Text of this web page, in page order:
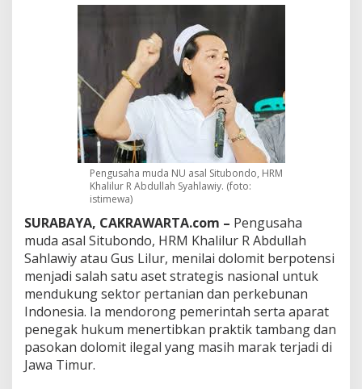
J
d
i
A
e
S
t
r
a
t
i
s
N
a
s
i
o
n
a
l
Pengusaha muda NU asal Situbondo, HRM
Khalilur R Abdullah Syahlawiy. (foto:
istimewa)
SURABAYA, CAKRAWARTA.com – Pengusaha
muda asal Situbondo, HRM Khalilur R Abdullah
Sahlawiy atau Gus Lilur, menilai dolomit berpotensi
menjadi salah satu aset strategis nasional untuk
mendukung sektor pertanian dan perkebunan
Indonesia. Ia mendorong pemerintah serta aparat
penegak hukum menertibkan praktik tambang dan
pasokan dolomit ilegal yang masih marak terjadi di
Jawa Timur.